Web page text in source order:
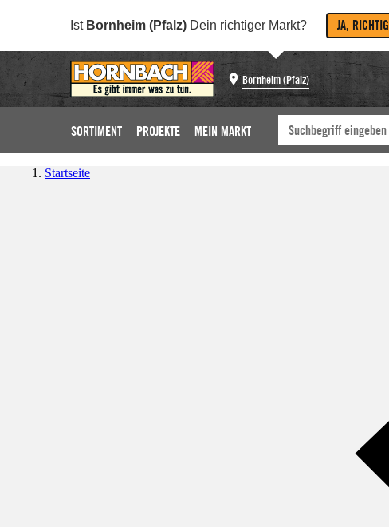
Ist Bornheim (Pfalz) Dein richtiger Markt? JA, RICHTIG
Bornheim (Pfalz)
SORTIMENT PROJEKTE MEIN MARKT
Startseite